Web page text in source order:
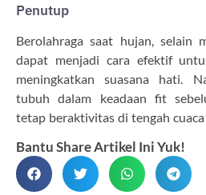
Penutup
Berolahraga saat hujan, selain
dapat menjadi cara efektif
meningkatkan suasana hati.
tubuh dalam keadaan fit
tetap beraktivitas di tengah cuaca
Bantu Share Artikel Ini Yuk!